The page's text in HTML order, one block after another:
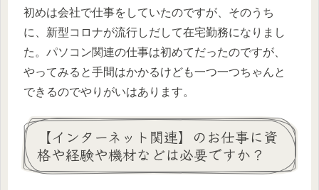
初めは会社で仕事をしていたのですが、そのうち
に、新型コロナが流行しだして在宅勤務になりまし
た。パソコン関連の仕事は初めてだったのですが、
やってみると手間はかかるけども一つ一つちゃんと
できるのでやりがいはあります。
【インターネット関連】のお仕事に資
格や経験や機材などは必要ですか？